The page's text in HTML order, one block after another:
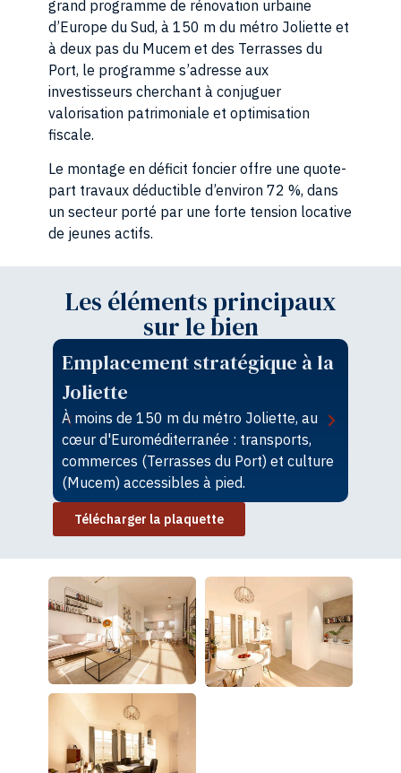
grand programme de rénovation urbaine
d’Europe du Sud, à 150 m du métro Joliette et
à deux pas du Mucem et des Terrasses du
Port, le programme s’adresse aux
investisseurs cherchant à conjuguer
valorisation patrimoniale et optimisation
fiscale.
Le montage en déficit foncier offre une quote-
part travaux déductible d’environ 72 %, dans
un secteur porté par une forte tension locative
de jeunes actifs.
Les éléments principaux
sur le bien
Emplacement stratégique à la
Joliette
À moins de 150 m du métro Joliette, au
cœur d'Euroméditerranée : transports,
commerces (Terrasses du Port) et culture
(Mucem) accessibles à pied.
Télécharger la plaquette